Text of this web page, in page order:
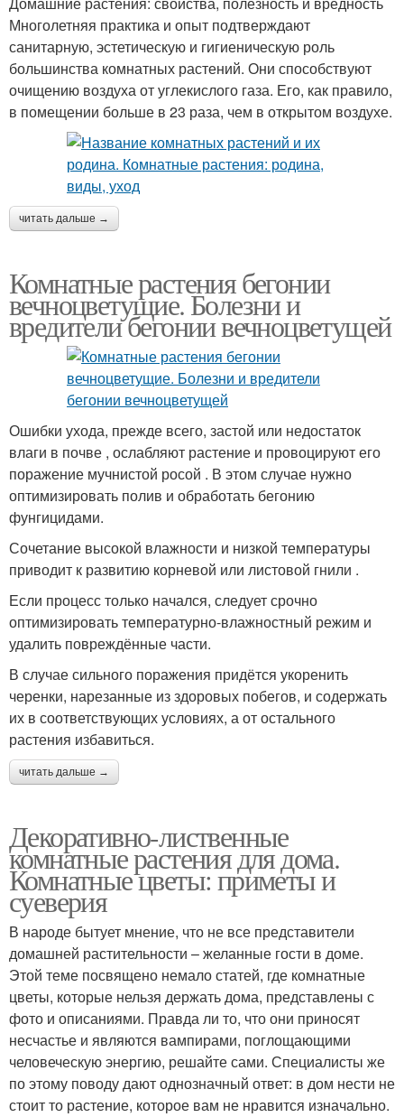
Многолетняя практика и опыт подтверждают
санитарную, эстетическую и гигиеническую роль
большинства комнатных растений. Они способствуют
очищению воздуха от углекислого газа. Его, как правило,
в помещении больше в 23 раза, чем в открытом воздухе.
читать дальше →
Комнатные растения бегонии
вечноцветущие. Болезни и
вредители бегонии вечноцветущей
Ошибки ухода, прежде всего, застой или недостаток
влаги в почве , ослабляют растение и провоцируют его
поражение мучнистой росой . В этом случае нужно
оптимизировать полив и обработать бегонию
фунгицидами.
Сочетание высокой влажности и низкой температуры
приводит к развитию корневой или листовой гнили .
Если процесс только начался, следует срочно
оптимизировать температурно-влажностный режим и
удалить повреждённые части.
В случае сильного поражения придётся укоренить
черенки, нарезанные из здоровых побегов, и содержать
их в соответствующих условиях, а от остального
растения избавиться.
читать дальше →
Декоративно-лиственные
комнатные растения для дома.
Комнатные цветы: приметы и
суеверия
В народе бытует мнение, что не все представители
домашней растительности – желанные гости в доме.
Этой теме посвящено немало статей, где комнатные
цветы, которые нельзя держать дома, представлены с
фото и описаниями. Правда ли то, что они приносят
несчастье и являются вампирами, поглощающими
человеческую энергию, решайте сами. Специалисты же
по этому поводу дают однозначный ответ: в дом нести не
стоит то растение, которое вам не нравится изначально.